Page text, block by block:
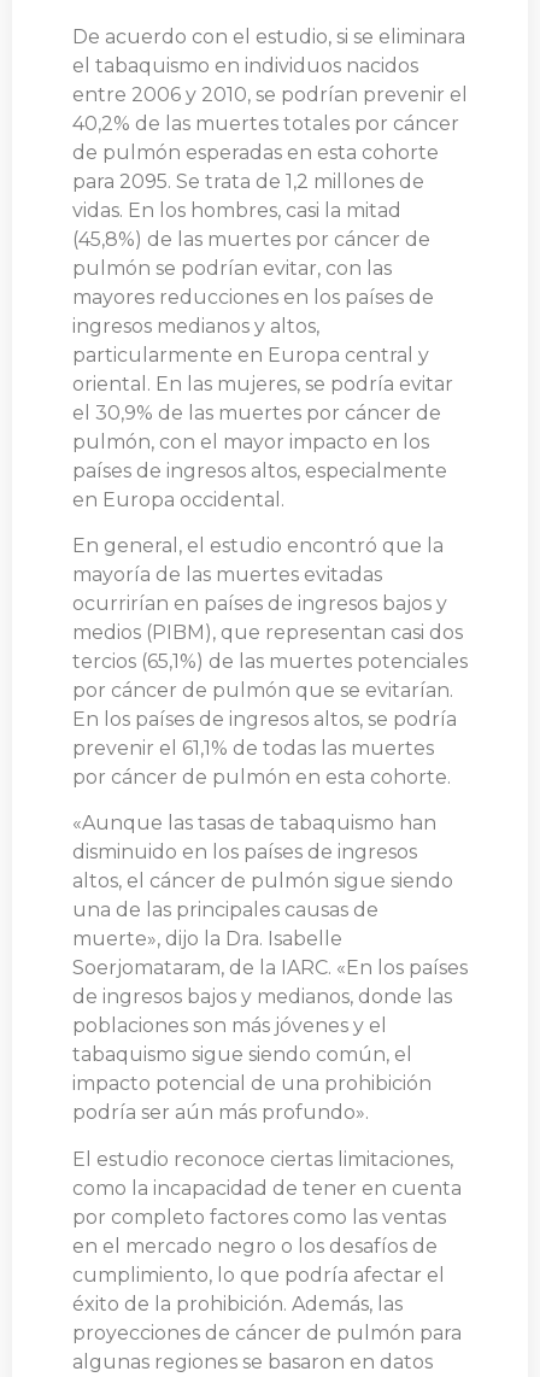
De acuerdo con el estudio, si se eliminara
el tabaquismo en individuos nacidos
entre 2006 y 2010, se podrían prevenir el
40,2% de las muertes totales por cáncer
de pulmón esperadas en esta cohorte
para 2095. Se trata de 1,2 millones de
vidas. En los hombres, casi la mitad
(45,8%) de las muertes por cáncer de
pulmón se podrían evitar, con las
mayores reducciones en los países de
ingresos medianos y altos,
particularmente en Europa central y
oriental. En las mujeres, se podría evitar
el 30,9% de las muertes por cáncer de
pulmón, con el mayor impacto en los
países de ingresos altos, especialmente
en Europa occidental.
En general, el estudio encontró que la
mayoría de las muertes evitadas
ocurrirían en países de ingresos bajos y
medios (PIBM), que representan casi dos
tercios (65,1%) de las muertes potenciales
por cáncer de pulmón que se evitarían.
En los países de ingresos altos, se podría
prevenir el 61,1% de todas las muertes
por cáncer de pulmón en esta cohorte.
«Aunque las tasas de tabaquismo han
disminuido en los países de ingresos
altos, el cáncer de pulmón sigue siendo
una de las principales causas de
muerte», dijo la Dra. Isabelle
Soerjomataram, de la IARC. «En los países
de ingresos bajos y medianos, donde las
poblaciones son más jóvenes y el
tabaquismo sigue siendo común, el
impacto potencial de una prohibición
podría ser aún más profundo».
El estudio reconoce ciertas limitaciones,
como la incapacidad de tener en cuenta
por completo factores como las ventas
en el mercado negro o los desafíos de
cumplimiento, lo que podría afectar el
éxito de la prohibición. Además, las
proyecciones de cáncer de pulmón para
algunas regiones se basaron en datos